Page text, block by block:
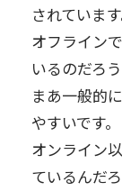
されています
オフライン
いるのだろ
まあ一般的
やすいです。
オンライン
ているんだろ